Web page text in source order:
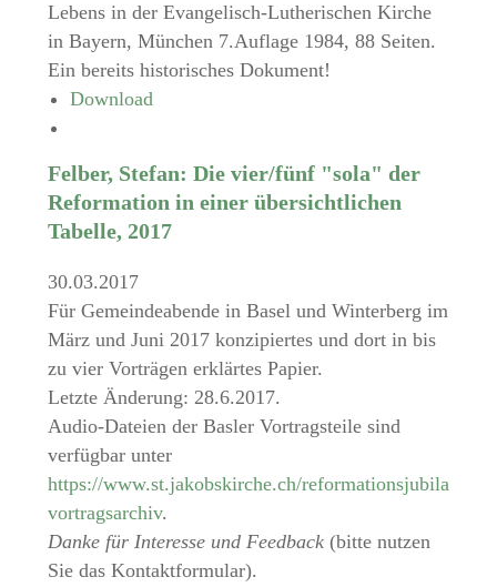
Lebens in der Evangelisch-Lutherischen Kirche
in Bayern, München 7.Auflage 1984, 88 Seiten.
Ein bereits historisches Dokument!
Download
Felber, Stefan: Die vier/fünf "sola" der
Reformation in einer übersichtlichen
Tabelle, 2017
30.03.2017
Für Gemeindeabende in Basel und Winterberg im
März und Juni 2017 konzipiertes und dort in bis
zu vier Vorträgen erklärtes Papier.
Letzte Änderung: 28.6.2017.
Audio-Dateien der Basler Vortragsteile sind
verfügbar unter
https://www.st.jakobskirche.ch/reformationsjubilaeum-
vortragsarchiv.
Danke für Interesse und Feedback (bitte nutzen
Sie das Kontaktformular).